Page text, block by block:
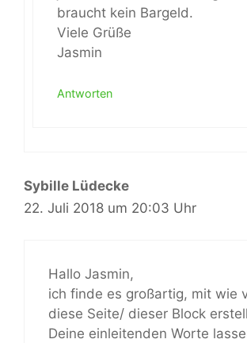
braucht kein Bargeld.
Viele Grüße
Jasmin
Antworten
Sybille Lüdecke
22. Juli 2018 um 20:03 Uhr
Hallo Jasmin,
ich finde es großartig, mit wie
diese Seite/ dieser Block
Deine einleitenden Worte